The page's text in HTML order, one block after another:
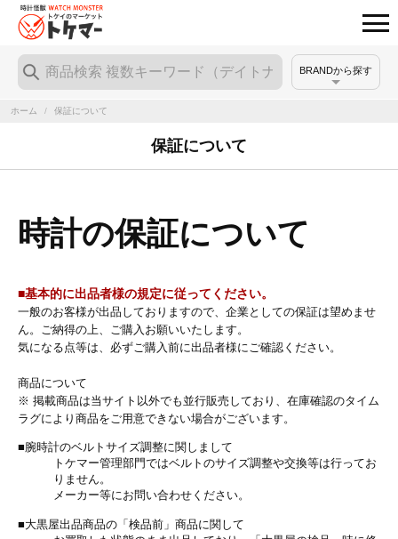
BRANDから探す
ホーム / 保証について
保証について
時計の保証について
■基本的に出品者様の規定に従ってください。
一般のお客様が出品しておりますので、企業としての保証は望めませ
ん。ご納得の上、ご購入お願いいたします。
気になる点等は、必ずご購入前に出品者様にご確認ください。
商品について
※ 掲載商品は当サイト以外でも並行販売しており、在庫確認のタイム
ラグにより商品をご用意できない場合がございます。
■腕時計のベルトサイズ調整に関しまして
トケマー管理部門ではベルトのサイズ調整や交換等は行ってお
りません。
メーカー等にお問い合わせください。
■大黒屋出品商品の「検品前」商品に関して